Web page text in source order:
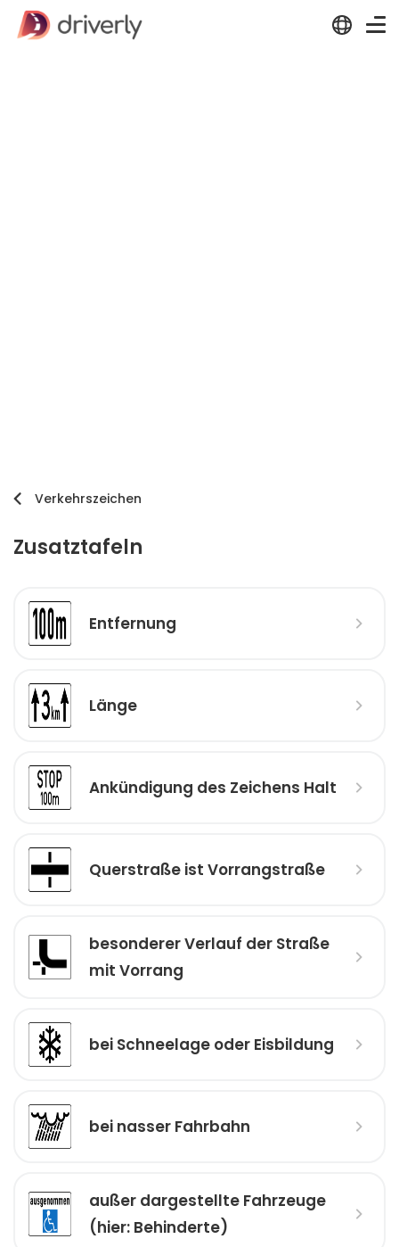
Verkehrszeichen
Zusatztafeln
Entfernung
Länge
Ankündigung des Zeichens Halt
Querstraße ist Vorrangstraße
besonderer Verlauf der Straße
mit Vorrang
bei Schneelage oder Eisbildung
bei nasser Fahrbahn
außer dargestellte Fahrzeuge
(hier: Behinderte)